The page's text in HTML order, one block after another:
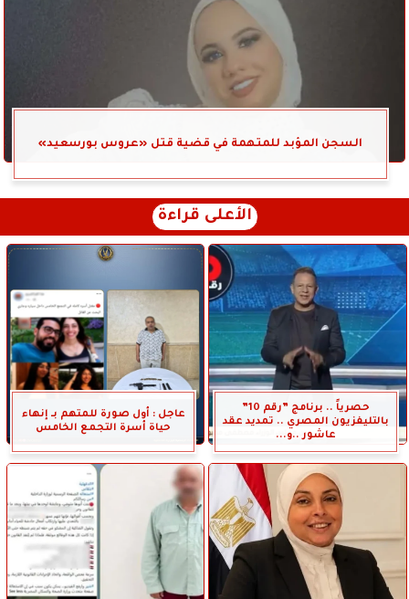
السجن المؤبد للمتهمة في قضية قتل «عروس بورسعيد»
الأعلى قراءة
حصرياً .. برنامج ”رقم 10”
بالتليفزيون المصري .. تمديد عقد
عاشور ..و...
عاجل : أول صورة للمتهم بـ إنهاء
حياة أسرة التجمع الخامس